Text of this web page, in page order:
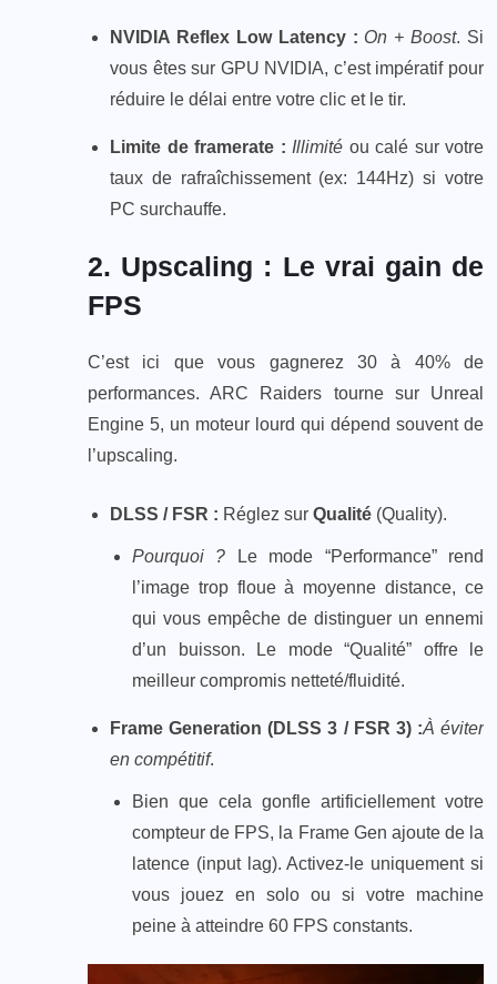
NVIDIA Reflex Low Latency : On + Boost. Si
vous êtes sur GPU NVIDIA, c’est impératif pour
réduire le délai entre votre clic et le tir.​
Limite de framerate : Illimité ou calé sur votre
taux de rafraîchissement (ex: 144Hz) si votre
PC surchauffe.
2. Upscaling : Le vrai gain de
FPS
C’est ici que vous gagnerez 30 à 40% de
performances. ARC Raiders tourne sur Unreal
Engine 5, un moteur lourd qui dépend souvent de
l’upscaling.
DLSS / FSR : Réglez sur Qualité (Quality).​
Pourquoi ? Le mode “Performance” rend
l’image trop floue à moyenne distance, ce
qui vous empêche de distinguer un ennemi
d’un buisson. Le mode “Qualité” offre le
meilleur compromis netteté/fluidité.
Frame Generation (DLSS 3 / FSR 3) :À éviter
en compétitif.
Bien que cela gonfle artificiellement votre
compteur de FPS, la Frame Gen ajoute de la
latence (input lag). Activez-le uniquement si
vous jouez en solo ou si votre machine
peine à atteindre 60 FPS constants.